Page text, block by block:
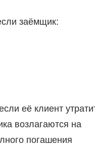
заёмщик:
её клиент
возлагаются на
погашения